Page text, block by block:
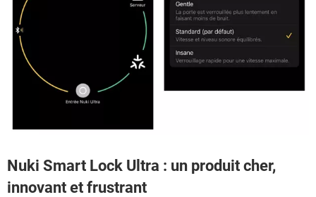
Nuki Smart Lock Ultra : un produit cher,
innovant et frustrant